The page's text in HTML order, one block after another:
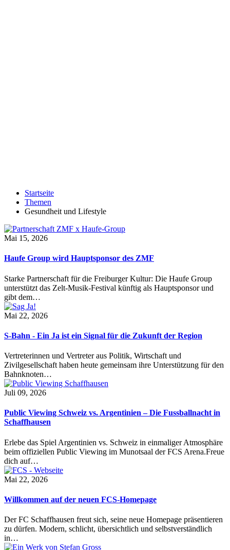
Startseite
Themen
Gesundheit und Lifestyle
Mai 15, 2026
Haufe Group wird Hauptsponsor des ZMF
Starke Partnerschaft für die Freiburger Kultur: Die Haufe Group
unterstützt das Zelt-Musik-Festival künftig als Hauptsponsor und
gibt dem…
Mai 22, 2026
S-Bahn - Ein Ja ist ein Signal für die Zukunft der Region
Vertreterinnen und Vertreter aus Politik, Wirtschaft und
Zivilgesellschaft haben heute gemeinsam ihre Unterstützung für den
Bahnknoten…
Juli 09, 2026
Public Viewing Schweiz vs. Argentinien – Die Fussballnacht in
Schaffhausen
Erlebe das Spiel Argentinien vs. Schweiz in einmaliger Atmosphäre
beim offiziellen Public Viewing im Munotsaal der FCS Arena.Freue
dich auf…
Mai 22, 2026
Willkommen auf der neuen FCS-Homepage
Der FC Schaffhausen freut sich, seine neue Homepage präsentieren
zu dürfen. Modern, schlicht, übersichtlich und selbstverständlich
in…